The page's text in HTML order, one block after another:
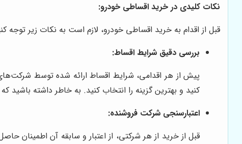
نکات کلیدی در خرید اقساطی خودرو:
قبل از اقدام به خرید اقساطی خودرو، لازم است به نکات زیر توجه
بررسی دقیق شرایط اقساط:
پیش از هر اقدامی، شرایط اقساط ارائه شده توسط
کنید و بهترین گزینه را انتخاب کنید. به خاطر داشته
اعتبارسنجی شرکت فروشنده:
قبل از خرید از هر شرکتی، از اعتبار و سابقه آن اطمینان